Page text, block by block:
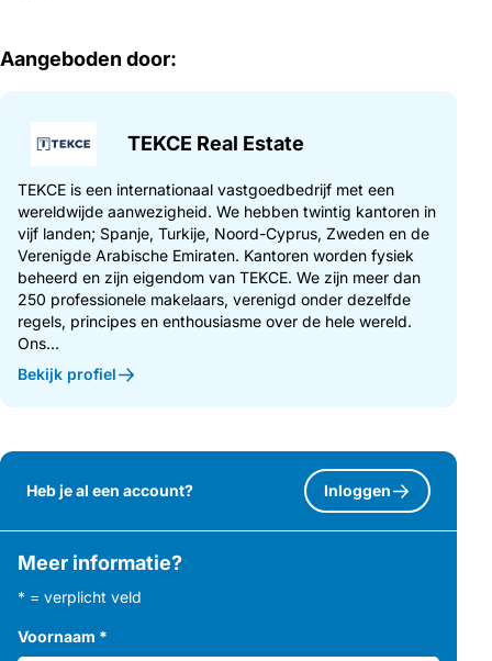
Aangeboden door:
TEKCE Real Estate
TEKCE is een internationaal vastgoedbedrijf met een
wereldwijde aanwezigheid. We hebben twintig kantoren in
vijf landen; Spanje, Turkije, Noord-Cyprus, Zweden en de
Verenigde Arabische Emiraten. Kantoren worden fysiek
beheerd en zijn eigendom van TEKCE. We zijn meer dan
250 professionele makelaars, verenigd onder dezelfde
regels, principes en enthousiasme over de hele wereld.
Ons...
Bekijk profiel
Heb je al een account? Inloggen
Meer informatie?
* = verplicht veld
Voornaam *